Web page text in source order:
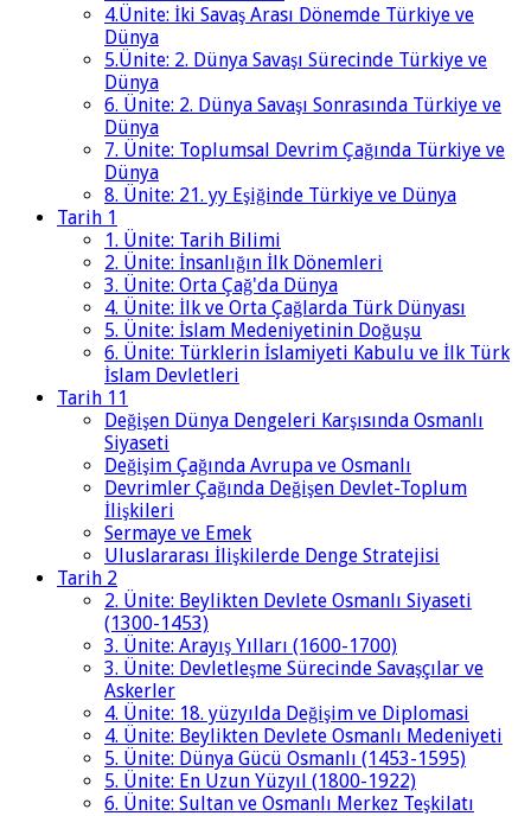
4.Ünite: İki Savaş Arası Dönemde Türkiye ve
Dünya
5.Ünite: 2. Dünya Savaşı Sürecinde Türkiye ve
Dünya
6. Ünite: 2. Dünya Savaşı Sonrasında Türkiye ve
Dünya
7. Ünite: Toplumsal Devrim Çağında Türkiye ve
Dünya
8. Ünite: 21. yy Eşiğinde Türkiye ve Dünya
Tarih 1
1. Ünite: Tarih Bilimi
2. Ünite: İnsanlığın İlk Dönemleri
3. Ünite: Orta Çağ'da Dünya
4. Ünite: İlk ve Orta Çağlarda Türk Dünyası
5. Ünite: İslam Medeniyetinin Doğuşu
6. Ünite: Türklerin İslamiyeti Kabulu ve İlk Türk
İslam Devletleri
Tarih 11
Değişen Dünya Dengeleri Karşısında Osmanlı
Siyaseti
Değişim Çağında Avrupa ve Osmanlı
Devrimler Çağında Değişen Devlet-Toplum
İlişkileri
Sermaye ve Emek
Uluslararası İlişkilerde Denge Stratejisi
Tarih 2
2. Ünite: Beylikten Devlete Osmanlı Siyaseti
(1300-1453)
3. Ünite: Arayış Yılları (1600-1700)
3. Ünite: Devletleşme Sürecinde Savaşçılar ve
Askerler
4. Ünite: 18. yüzyılda Değişim ve Diplomasi
4. Ünite: Beylikten Devlete Osmanlı Medeniyeti
5. Ünite: Dünya Gücü Osmanlı (1453-1595)
5. Ünite: En Uzun Yüzyıl (1800-1922)
6. Ünite: Sultan ve Osmanlı Merkez Teşkilatı